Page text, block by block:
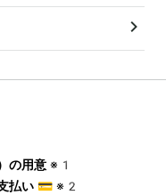
の用意 ※1
払い 💳 ※2